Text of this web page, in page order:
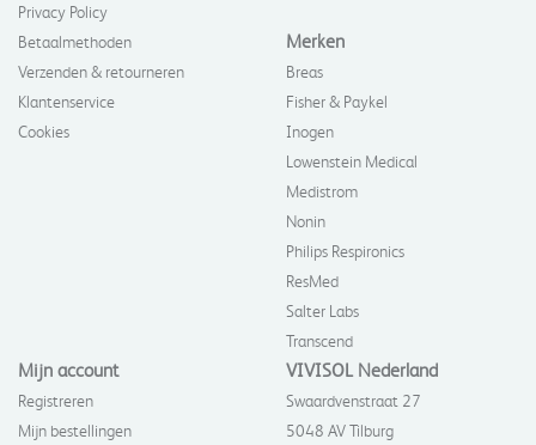
Privacy Policy
Betaalmethoden
Verzenden & retourneren
Klantenservice
Cookies
Merken
Breas
Fisher & Paykel
Inogen
Lowenstein Medical
Medistrom
Nonin
Philips Respironics
ResMed
Salter Labs
Transcend
Mijn account
Registreren
Mijn bestellingen
VIVISOL Nederland
Swaardvenstraat 27
5048 AV Tilburg